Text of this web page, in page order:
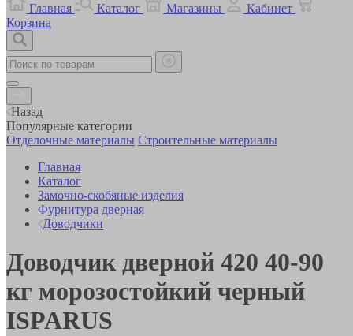
Главная
Каталог Магазины
Кабинет
Корзина
Назад
Популярные категории
Отделочные материалы Строительные материалы
Главная
Каталог
Замочно-скобяные изделия
Фурнитура дверная
Доводчики
Доводчик дверной 420 40-90
кг морозостойкий черный
ISPARUS